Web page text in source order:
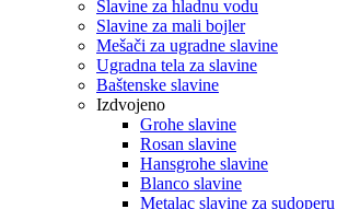
Slavine za hladnu vodu
Slavine za mali bojler
Mešači za ugradne slavine
Ugradna tela za slavine
Baštenske slavine
Izdvojeno
Grohe slavine
Rosan slavine
Hansgrohe slavine
Blanco slavine
Metalac slavine za sudoperu